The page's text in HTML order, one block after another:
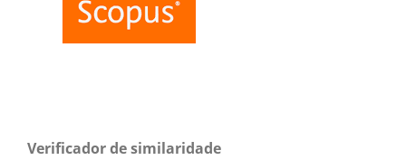
Verificador de similaridade